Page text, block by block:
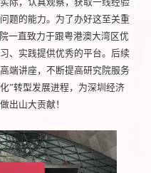
际，认真观察，获取一线经验
题的能力。为了办好这至关重
一直致力于跟粤港澳大湾区优
、实践提供优秀的平台。后续
端讲座，不断提高研究院服务
”转型发展进程，为深圳经济
出山大贡献！